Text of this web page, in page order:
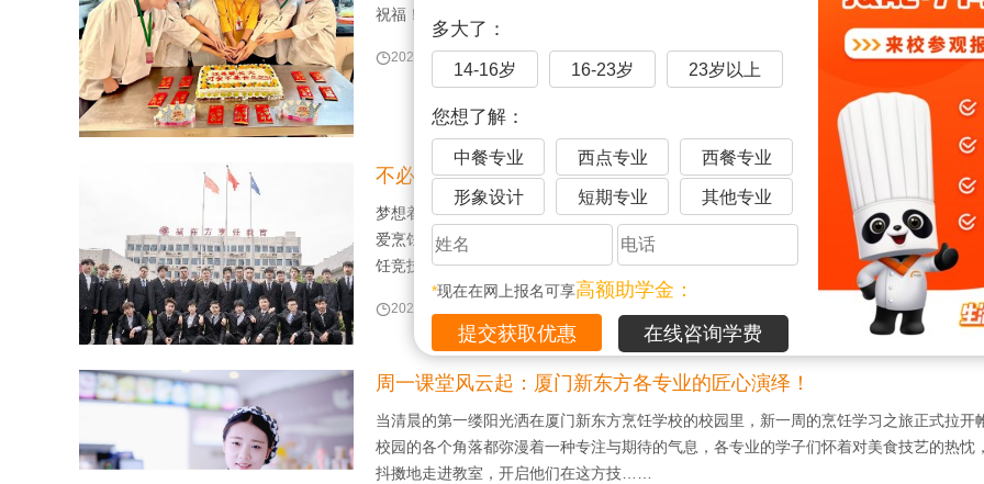
多大了：
14-16岁 16-23岁 23岁以上
您想了解：
中餐专业 西点专业 西餐专业
形象设计 短期专业 其他专业
*现在在网上报名可享高额助学金：
在线咨询学费
祝福！ 精心筹备： 食材与心意的双……
2024-12-04 430
不必慌张！你的“强”来了！
梦想着踏入烹饪的大门 却又不知从何开始？ 不慌，你的强来了！ 厦门新东方期待遇见 每
爱烹饪、渴望探索的你 今天 就让我们带你一同领略 厦门 新东方的强之所在 NEW EAST 一
饪竞技 无论是中式烹饪的煎炒……
2024-12-03
周一课堂风云起：厦门新东方各专业的匠心演绎！
当清晨的第一缕阳光洒在厦门新东方烹饪学校的校园里，新一周的烹饪学习之旅正式拉开
校园的各个角落都弥漫着一种专注与期待的气息，各专业的学子们怀着对美食技艺的热忱
抖擞地走进教室，开启他们在这方技……